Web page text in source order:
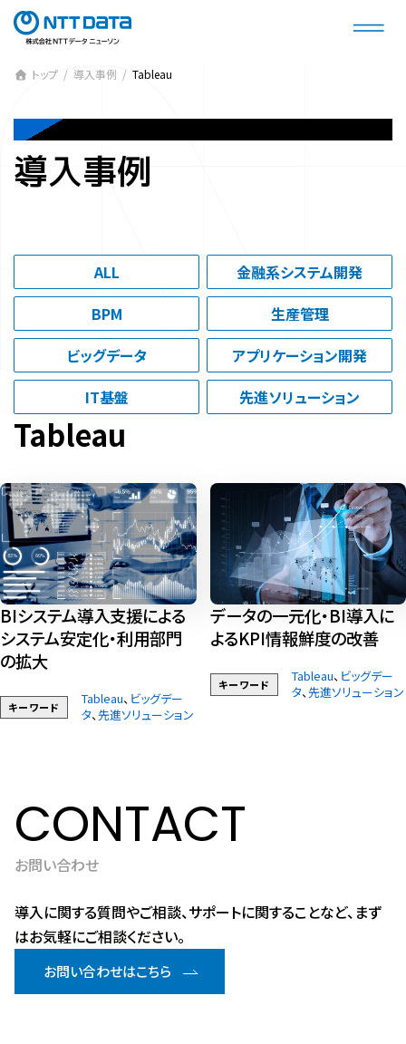
トップ 導入事例 Tableau
導入事例
CASES
ALL
金融系システム開発
BPM
生産管理
ビッグデータ
アプリケーション開発
IT基盤
先進ソリューション
Tableau
キーワード Tableau、 ビッグデー
タ、先進ソリューション
BIシステム導入支援による
システム安定化・利用部門
の拡大
キーワード Tableau、 ビッグデー
タ、先進ソリューション
データの一元化・BI導入に
よるKPI情報鮮度の改善
CONTACT
お問い合わせ
導入に関する質問やご相談、サポートに関することなど、まず
はお気軽にご相談ください。
お問い合わせはこちら